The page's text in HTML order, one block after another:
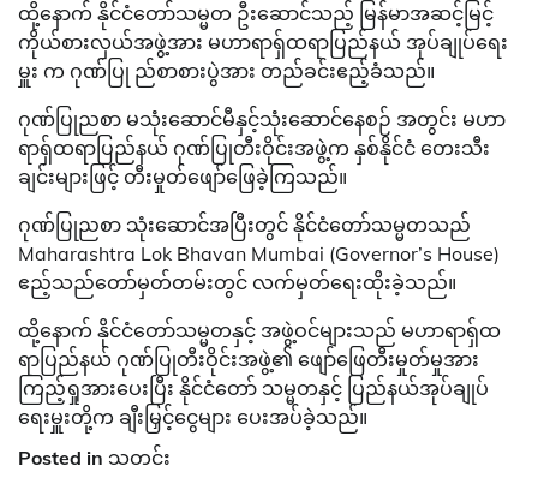
ထို့နောက် နိုင်ငံတော်သမ္မတ ဦးဆောင်သည့် မြန်မာအဆင့်မြင့်
ကိုယ်စားလှယ်အဖွဲ့အား မဟာရာရှ်ထရာပြည်နယ် အုပ်ချုပ်ရေး
မှူး က ဂုဏ်ပြု ည်စာစားပွဲအား တည်ခင်းဧည့်ခံသည်။
ဂုဏ်ပြုညစာ မသုံးဆောင်မီနှင့်သုံးဆောင်နေစဉ် အတွင်း မဟာ
ရာရှ်ထရာပြည်နယ် ဂုဏ်ပြုတီးဝိုင်းအဖွဲ့က နှစ်နိုင်ငံ တေးသီး
ချင်းများဖြင့် တီးမှုတ်ဖျော်ဖြေခဲ့ကြသည်။
ဂုဏ်ပြုညစာ သုံးဆောင်အပြီးတွင် နိုင်ငံတော်သမ္မတသည်
Maharashtra Lok Bhavan Mumbai (Governor’s House)
ဧည့်သည်တော်မှတ်တမ်းတွင် လက်မှတ်ရေးထိုးခဲ့သည်။
ထို့နောက် နိုင်ငံတော်သမ္မတနှင့် အဖွဲ့ဝင်များသည် မဟာရာရှ်ထ
ရာပြည်နယ် ဂုဏ်ပြုတီးဝိုင်းအဖွဲ့၏ ဖျော်ဖြေတီးမှုတ်မှုအား
ကြည့်ရှုအားပေးပြီး နိုင်ငံတော် သမ္မတနှင့် ပြည်နယ်အုပ်ချုပ်
ရေးမှူးတို့က ချီးမြှင့်ငွေများ ပေးအပ်ခဲ့သည်။
Posted in သတင်း